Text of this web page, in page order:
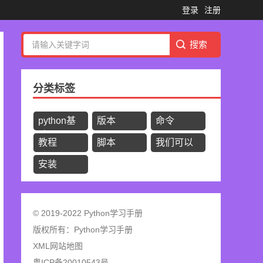
登录 注册
分类标签
python基
础
版本 命令
教程 脚本 我们可以
安装
© 2019-2022 Python学习手册
版权所有： Python学习手册
XML网站地图